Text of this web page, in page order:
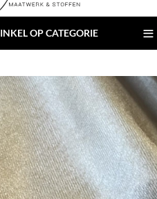
OP CATEGORIE